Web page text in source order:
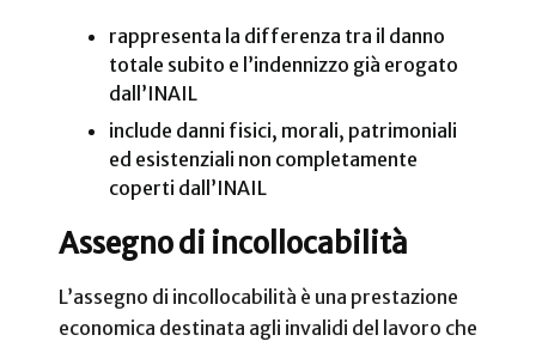
rappresenta la differenza tra il danno
totale subito e l’indennizzo già erogato
dall’INAIL
include danni fisici, morali, patrimoniali
ed esistenziali non completamente
coperti dall’INAIL
Assegno di incollocabilità
L’assegno di incollocabilità è una prestazione
economica destinata agli invalidi del lavoro che